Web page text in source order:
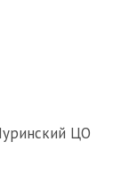
ЦО